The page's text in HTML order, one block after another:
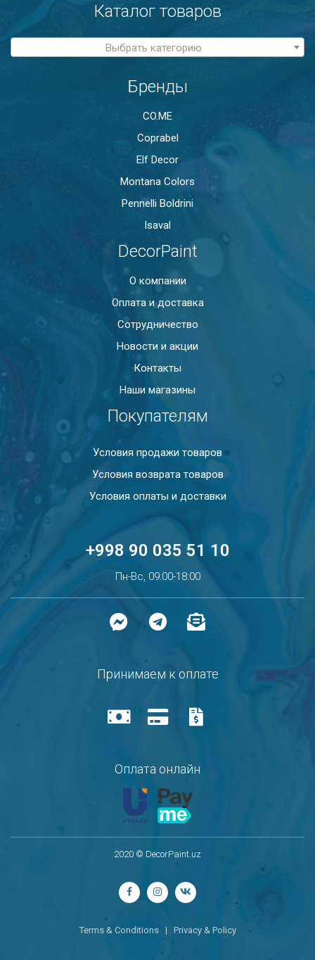
Каталог товаров
Выбрать категорию
Бренды
CO.ME
Coprabel
Elf Decor
Montana Colors
Pennelli Boldrini
Isaval
DecorPaint
О компании
Оплата и доставка
Сотрудничество
Новости и акции
Контакты
Наши магазины
Покупателям
Условия продажи товаров
Условия возврата товаров
Условия оплаты и доставки
+998 90 035 51 10
Пн-Вс, 09:00-18:00
Принимаем к оплате
Оплата онлайн
2020 © DecorPaint.uz
Terms & Conditions| Privacy & Policy